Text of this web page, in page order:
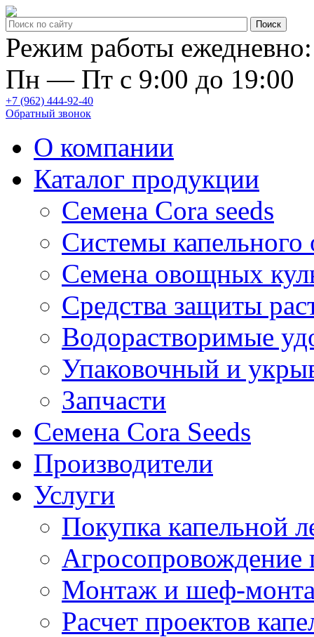
Режим работы ежедневно:
Пн — Пт с 9:00 до 19:00
+7 (962) 444-92-40
Обратный звонок
О компании
Каталог продукции
Семена Cora seeds
Системы
Семена овощных
Средства защиты
Водорастворимые
Упаковочный и
Запчасти
Семена Cora Seeds
Производители
Услуги
Покупка капельной
Агросопровождение
Монтаж и шеф-
Расчет проектов